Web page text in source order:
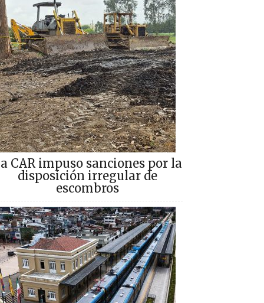
CAR impuso sanciones por la
disposición irregular de
escombros